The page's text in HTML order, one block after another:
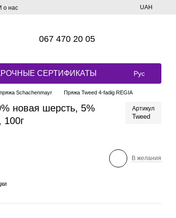
о нас UAH
067 470 20 05
СЕРТИФИКАТЫ Рус
Schachenmayr Пряжа Tweed 4-fadig REGIA
новая шерсть, 5%
100г
Артикул
Tweed
В желания